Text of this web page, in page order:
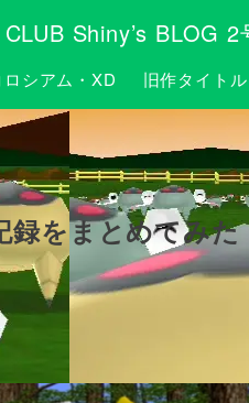
CLUB Shiny’s BLOG 2
ロシアム・XD 旧作タイトル
録をまとめてみた